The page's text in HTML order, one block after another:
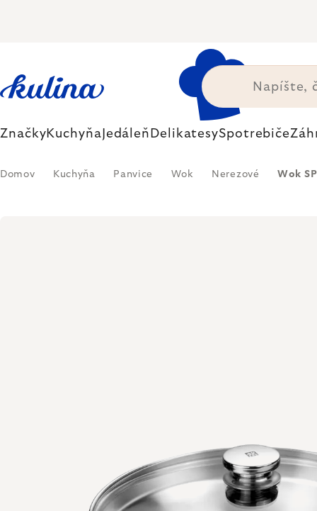
ZnačkyKuchyňa Jedáleň DelikatesySpotrebiče
Domov Kuchyňa Panvice Wok Nerezové Wok